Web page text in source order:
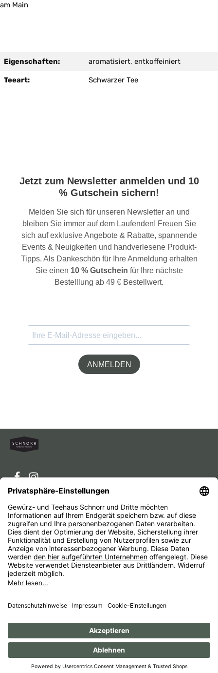
am Main
Eigenschaften: aromatisiert, entkoffeiniert
Teeart: Schwarzer Tee
Jetzt zum Newsletter anmelden und 10
% Gutschein sichern!
Melden Sie sich für unseren Newsletter an und
bleiben Sie immer auf dem Laufenden! Freuen Sie
sich auf exklusive Angebote & Rabatte, spannende
Events & Neuigkeiten und handverlesene Produkt-
Tipps. Als Dankeschön für Ihre Anmeldung erhalten
Sie einen 10 % Gutschein für Ihre nächste
Bestelllung ab 49 € Bestellwert.
ANMELDEN
Service-Hotline
Service
Unternehmen
Alle Preise inkl. gesetzl. Mehrwertsteuer zzgl.
anders angegeben.
© 1956 - 2026 Gewürz- und Teehaus Schnorr - with
HexaMain GmbH
ImpressumAGBWiderrufsbelehrungenDatenschutz
Barrierefreiheit